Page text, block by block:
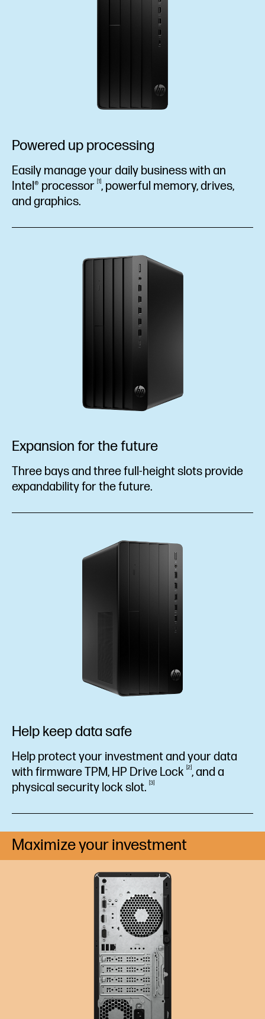
Powered up processing
Easily manage your daily business with an
Intel® processor 1 , powerful memory, drives,
and graphics.
Expansion for the future
Three bays and three full-height slots provide
expandability for the future.
Help keep data safe
Help protect your investment and your data
with firmware TPM, HP Drive Lock 2, and a
physical security lockslot. 3
Maximize your investment